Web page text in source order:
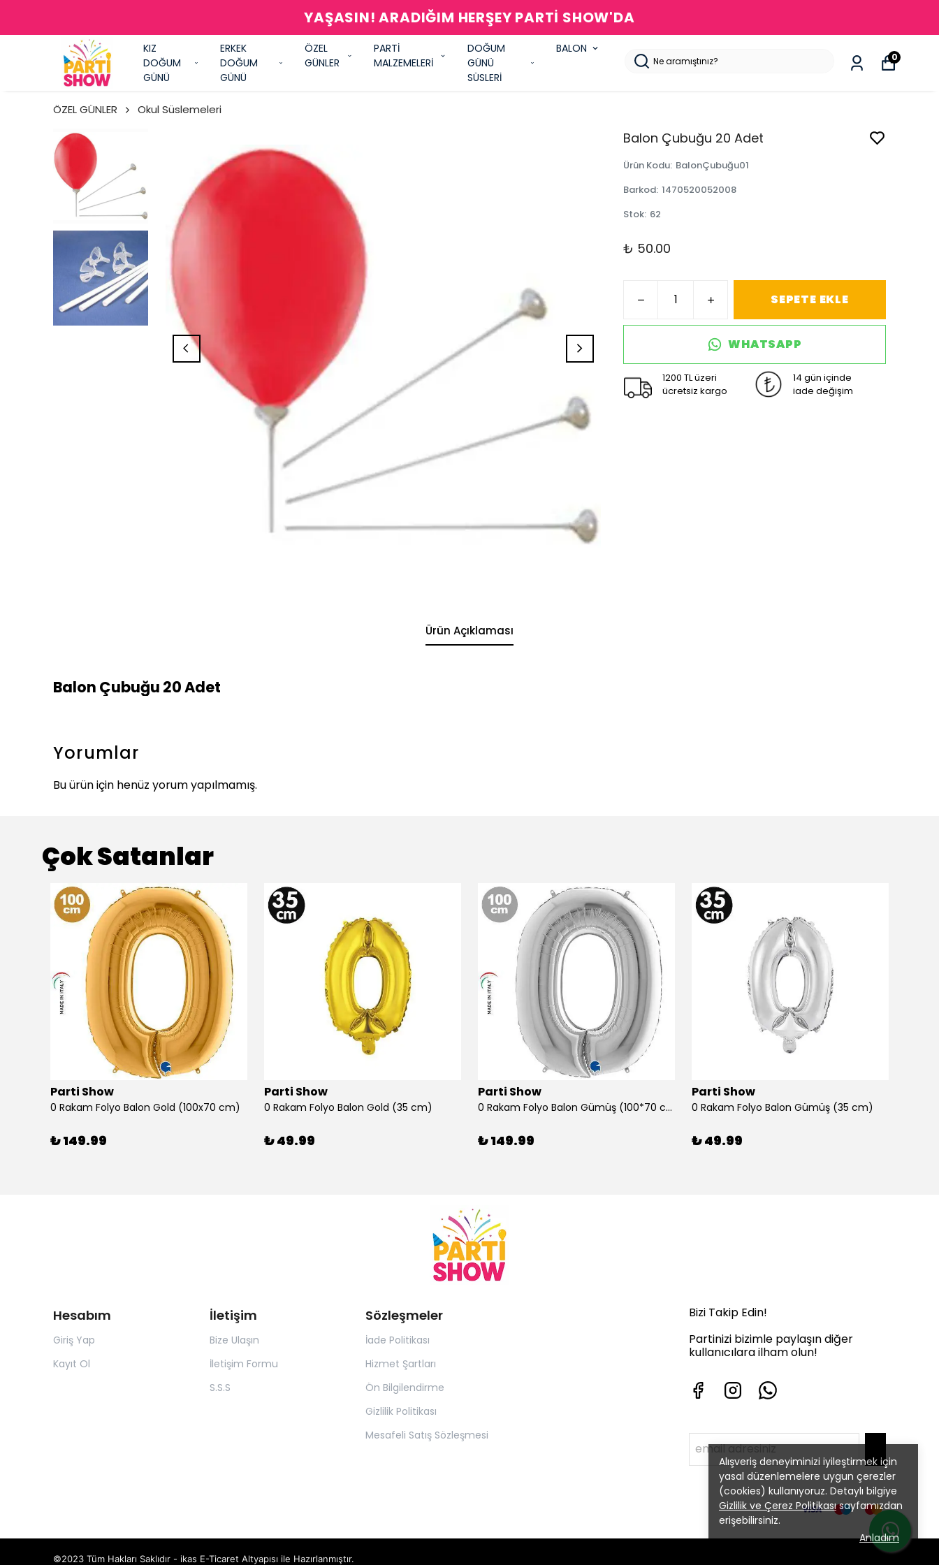
YAŞASIN! ARADIĞIM HERŞEY PARTİ SHOW'DA
KIZ
DOĞUM
GÜNÜ
ERKEK
DOĞUM
GÜNÜ
ÖZEL
GÜNLER
PARTİ
MALZEMELERİ
DOĞUM
GÜNÜ
SÜSLERİ
BALON
0
Alışveriş deneyiminizi iyileştirmek için
yasal düzenlemelere uygun çerezler
(cookies) kullanıyoruz. Detaylı bilgiye
Gizlilik ve Çerez Politikasısayfamızdan
erişebilirsiniz.
Anladım
ÖZEL GÜNLER Okul Süslemeleri
Balon Çubuğu 20 Adet
Ürün Kodu: BalonÇubuğu01
Barkod: 1470520052008
Stok: 62
₺ 50.00
SEPETE EKLE
WHATSAPP
1200 TL üzeri
ücretsiz kargo
14 gün içinde
iade değişim
Ürün Açıklaması
Balon Çubuğu 20 Adet
Yorumlar
Bu ürün için henüz yorum yapılmamış.
Çok Satanlar
Parti Show
0 Rakam Folyo Balon Gold (100x70 cm)
₺ 149.99
Parti Show
0 Rakam Folyo Balon Gold (35 cm)
₺ 49.99
Parti Show
0 Rakam Folyo Balon Gümüş (100*70 cm)
₺ 149.99
Parti Show
0 Rakam Folyo Balon Gümüş (35 cm)
₺ 49.99
Hesabım
Giriş Yap
Kayıt Ol
İletişim
Bize Ulaşın
İletişim Formu
S.S.S
Sözleşmeler
İade Politikası
Hizmet Şartları
Ön Bilgilendirme
Gizlilik Politikası
Mesafeli Satış Sözleşmesi
Bizi Takip Edin!
Partinizi bizimle paylaşın diğer
kullanıcılara ilham olun!
©2023 Tüm Hakları Saklıdır - ikas E-Ticaret Altyapısı ile Hazırlanmıştır.